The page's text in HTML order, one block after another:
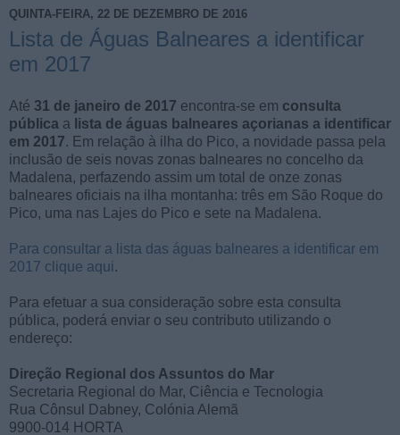
QUINTA-FEIRA, 22 DE DEZEMBRO DE 2016
Lista de Águas Balneares a identificar
em 2017
Até 31 de janeiro de 2017 encontra-se em consulta
pública a lista de águas balneares açorianas a identificar
em 2017. Em relação à ilha do Pico, a novidade passa pela
inclusão de seis novas zonas balneares no concelho da
Madalena, perfazendo assim um total de onze zonas
balneares oficiais na ilha montanha: três em São Roque do
Pico, uma nas Lajes do Pico e sete na Madalena.
Para consultar a lista das águas balneares a identificar em
2017 clique aqui.
Para efetuar a sua consideração sobre esta consulta
pública, poderá enviar o seu contributo utilizando o
endereço:
Direção Regional dos Assuntos do Mar
Secretaria Regional do Mar, Ciência e Tecnologia
Rua Cônsul Dabney, Colónia Alemã
9900-014 HORTA